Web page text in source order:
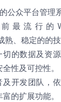
公众平台管理系
最流行的
、稳定的的技
的数据及资
性及可控性。
开发团队，
的扩展功能。